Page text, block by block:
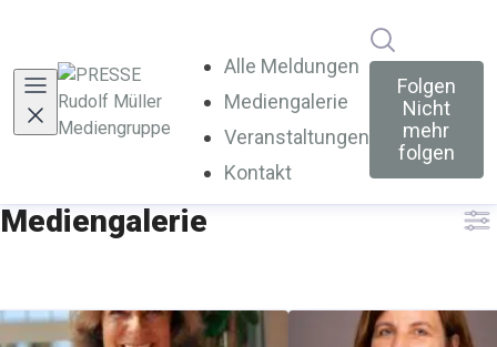
Alle Meldungen
Mediengalerie (current)
Veranstaltungen
Kontakt
Folgen
Nicht
mehr
folgen
Mediengalerie